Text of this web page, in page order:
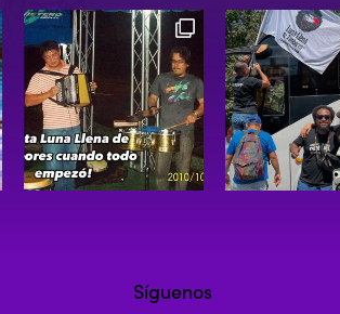
Síguenos